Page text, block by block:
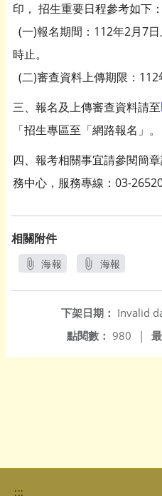
印， 招生重要日程參考如下：
(一)報名期間：112年2月7
時止。
(二)審查資料上傳期限：112
三、報名及上傳審查資料請至
「招生專區至「網路報名」。
四、報考相關事宜請參閱簡
務中心，服務專線：03-
相關附件
海報
海報
下架日期： Invalid
點閱數： 980 |
:::